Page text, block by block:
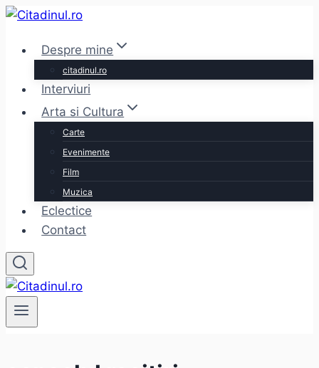
Skip
contentDespre mine
citadinul.ro
Interviuri
Arta si Cultura
Carte
Evenimente
Film
Muzica
Eclectice
Contact